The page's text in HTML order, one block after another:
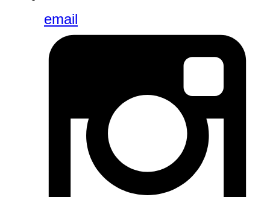
email